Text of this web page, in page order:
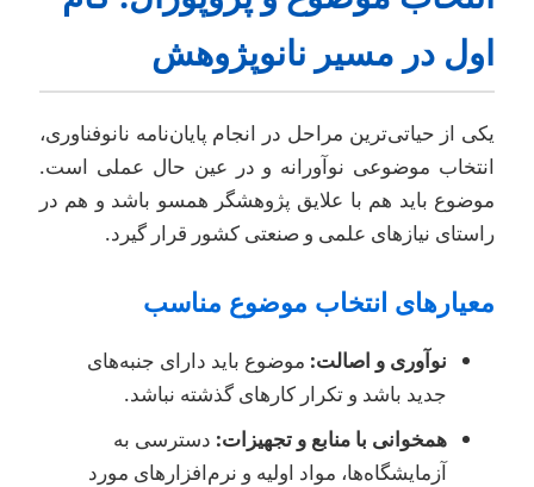
در مسیر نانوپژوهش
از حیاتی‌ترین مراحل در انجام پایان‌نامه نانوفناوری،
موضوعی نوآورانه و در عین حال عملی است.
باید هم با علایق پژوهشگر همسو باشد و هم در
نیازهای علمی و صنعتی کشور قرار گیرد.
انتخاب موضوع مناسب
نوآوری و اصالت:موضوع باید دارای جنبه‌های
جدید باشد و تکرار کارهای گذشته نباشد.
همخوانی با منابع و تجهیزات:دسترسی به
آزمایشگاه‌ها، مواد اولیه و نرم‌افزارهای مورد